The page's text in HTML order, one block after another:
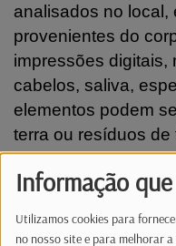
Informação
Utilizamos cookies para
no nosso site e para melhorar
analisados no local,
provenientes do
impressões digitais,
cabelos, saliva,
elementos podem
terra ou resíduos de